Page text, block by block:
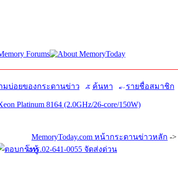
มบ่อยของกระดานข่าว ค้นหา รายชื่อสมาชิก
Platinum 8164 (2.0GHz/26-core/150W)
MemoryToday.com หน้ากระดานข่าวหลัก ->
โทร.02-641-0055 จัดส่งด่วน